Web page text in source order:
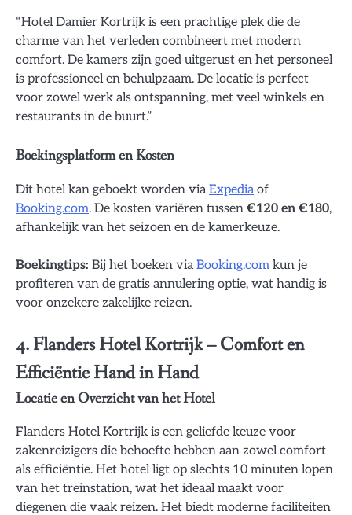
“Hotel Damier Kortrijk is een prachtige plek die de
charme van het verleden combineert met modern
comfort. De kamers zijn goed uitgerust en het personeel
is professioneel en behulpzaam. De locatie is perfect
voor zowel werk als ontspanning, met veel winkels en
restaurants in de buurt.”
Boekingsplatform en Kosten
Dit hotel kan geboekt worden viaExpediaof
Booking.com. De kosten variëren tussen €120 en €180,
afhankelijk van het seizoen en de kamerkeuze.
Boekingtips: Bij het boeken viaBooking.com kun je
profiteren van de gratis annulering optie, wat handig is
voor onzekere zakelijke reizen.
4. Flanders Hotel Kortrijk – Comfort en
Efficiëntie Hand in Hand
Locatie en Overzicht van het Hotel
Flanders Hotel Kortrijk is een geliefde keuze voor
zakenreizigers die behoefte hebben aan zowel comfort
als efficiëntie. Het hotel ligt op slechts 10 minuten lopen
van het treinstation, wat het ideaal maakt voor
diegenen die vaak reizen. Het biedt moderne faciliteiten